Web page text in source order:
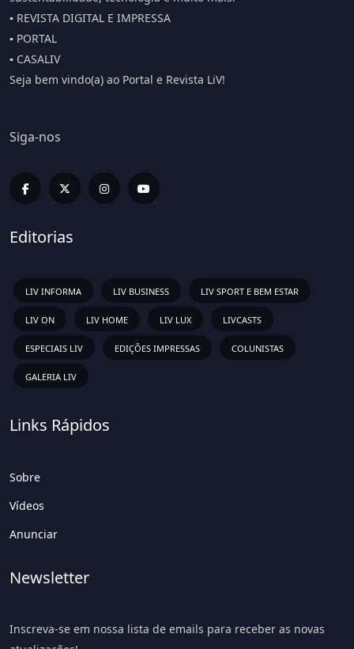
▪️ REVISTA DIGITAL E IMPRESSA
▪️ PORTAL
▪️ CASALIV
Seja bem vindo(a) ao Portal e Revista LiV!
Siga-nos
Editorias
LIV INFORMA LIV BUSINESS LIV SPORT E BEM ESTAR
LIV ON LIV HOME LIV LUX LIVCASTS
ESPECIAIS LIV EDIÇÕES IMPRESSAS COLUNISTAS
GALERIA LIV
Links Rápidos
Sobre
Vídeos
Anunciar
Newsletter
Inscreva-se em nossa lista de emails para receber as novas